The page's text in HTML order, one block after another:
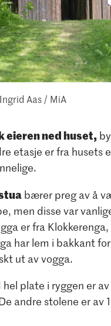
Aas / MiA
eieren ned huset,
etasje er fra husets
bærer preg av å
men disse var
er fra
har lem i bakkant
ut av vogga.
plate i ryggen er
andre stolene er av